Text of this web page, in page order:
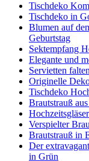
Tischdeko
Tischdeko in
Blumen auf
Geburtstag
Sektempfang
Elegante und
Servietten
Originelle
Tischdeko
Brautstrauß
Hochzeitsgläser
Verspielter
Brautstrauß in
Der
in Grün